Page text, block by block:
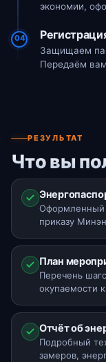
экономии,
04
Защищаем
Передаём
РЕЗУЛЬТАТ
Что вы
Оформленный
приказу
План
Перечень
окупаемости
Отчёт об
Подробный
замеров,